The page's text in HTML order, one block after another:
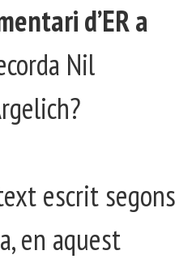
d’ER a
Nil
escrit segons
en aquest